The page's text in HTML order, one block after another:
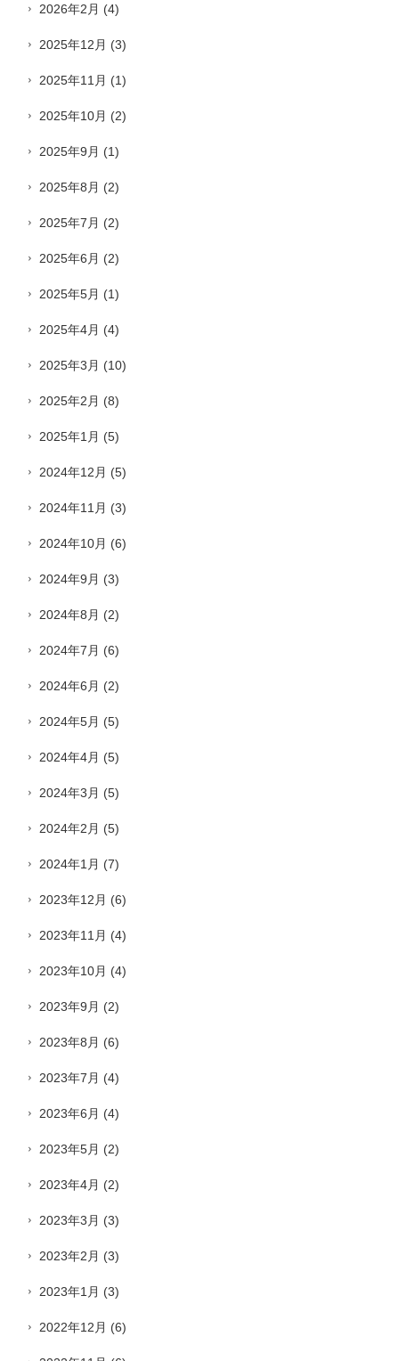
2026年2月 (4)
2025年12月 (3)
2025年11月 (1)
2025年10月 (2)
2025年9月 (1)
2025年8月 (2)
2025年7月 (2)
2025年6月 (2)
2025年5月 (1)
2025年4月 (4)
2025年3月 (10)
2025年2月 (8)
2025年1月 (5)
2024年12月 (5)
2024年11月 (3)
2024年10月 (6)
2024年9月 (3)
2024年8月 (2)
2024年7月 (6)
2024年6月 (2)
2024年5月 (5)
2024年4月 (5)
2024年3月 (5)
2024年2月 (5)
2024年1月 (7)
2023年12月 (6)
2023年11月 (4)
2023年10月 (4)
2023年9月 (2)
2023年8月 (6)
2023年7月 (4)
2023年6月 (4)
2023年5月 (2)
2023年4月 (2)
2023年3月 (3)
2023年2月 (3)
2023年1月 (3)
2022年12月 (6)